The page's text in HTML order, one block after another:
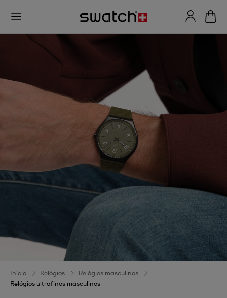
Início Relógios
Relógios masculinos
Relógios ultrafinos masculinos